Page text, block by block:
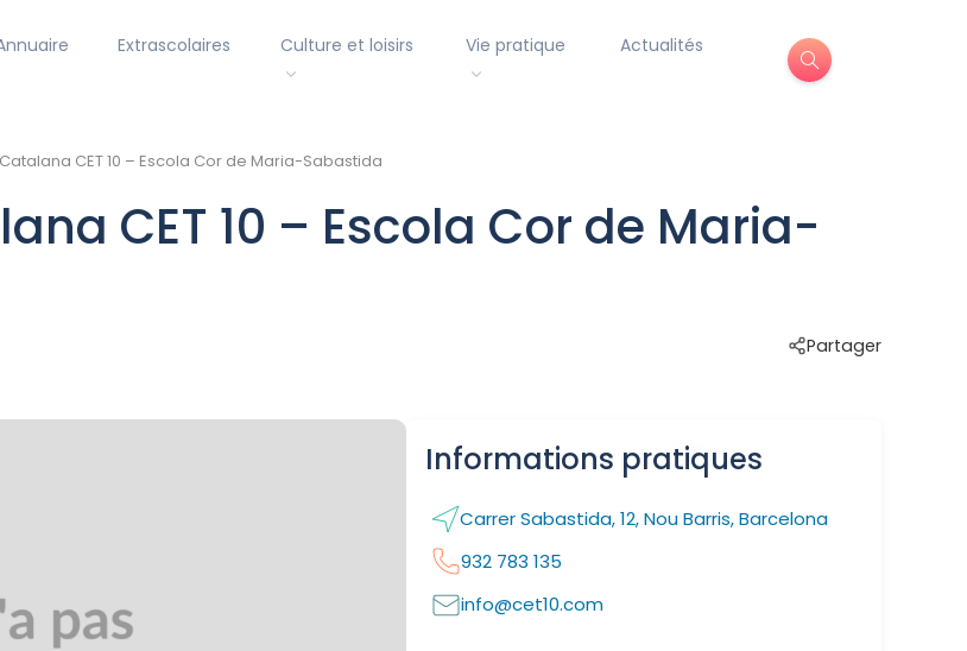
Extrascolaires Culture et loisirs Vie pratique Actualités
CET 10 – Escola Cor de Maria-Sabastida
CET 10 – Escola Cor de Maria-
Partager
Informations pratiques
Carrer Sabastida, 12, Nou Barris, Barcelona
932 783 135
info@cet10.com